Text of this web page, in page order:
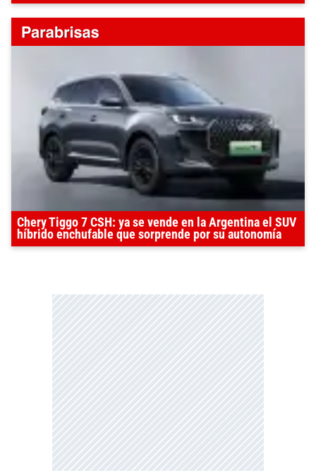
Chery Tiggo 7 CSH: ya se vende en la Argentina el SUV
híbrido enchufable que sorprende por su autonomía